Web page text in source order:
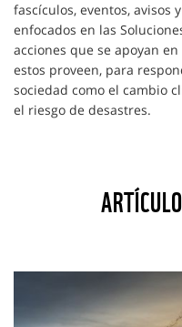
fascículos, eventos, avisos
enfocados en las
acciones que se apoyan
estos proveen, para
sociedad como el cambio
el riesgo de desastres.